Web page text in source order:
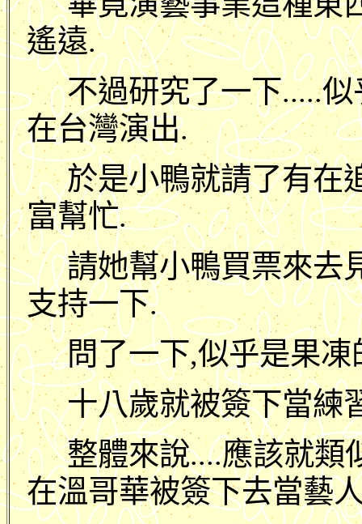
遙遠.
不過研究了一下.....
在台灣演出.
於是小鴨就請了有在
富幫忙.
請她幫小鴨買票來去
支持一下.
問了一下,似乎是果
十八歲就被簽下當練
整體來說....應該就類
在溫哥華被簽下去當藝